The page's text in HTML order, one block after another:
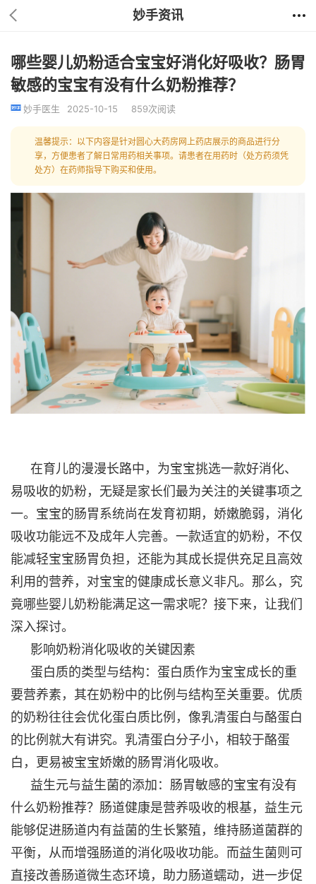
妙手资讯
哪些婴儿奶粉适合宝宝好消化好吸收？肠胃
敏感的宝宝有没有什么奶粉推荐？
妙手医生 2025-10-15 859次阅读
温馨提示：以下内容是针对圆心大药房网上药店展示的商品进行分
享，方便患者了解日常用药相关事项。请患者在用药时（处方药须凭
处方）在药师指导下购买和使用。
在育儿的漫漫长路中，为宝宝挑选一款好消化、
易吸收的奶粉，无疑是家长们最为关注的关键事项之
一。宝宝的肠胃系统尚在发育初期，娇嫩脆弱，消化
吸收功能远不及成年人完善。一款适宜的奶粉，不仅
能减轻宝宝肠胃负担，还能为其成长提供充足且高效
利用的营养，对宝宝的健康成长意义非凡。那么，究
竟哪些婴儿奶粉能满足这一需求呢？接下来，让我们
深入探讨。
影响奶粉消化吸收的关键因素
蛋白质的类型与结构：蛋白质作为宝宝成长的重
要营养素，其在奶粉中的比例与结构至关重要。优质
的奶粉往往会优化蛋白质比例，像乳清蛋白与酪蛋白
的比例就大有讲究。乳清蛋白分子小，相较于酪蛋
白，更易被宝宝娇嫩的肠胃消化吸收。
益生元与益生菌的添加：肠胃敏感的宝宝有没有
什么奶粉推荐？肠道健康是营养吸收的根基，益生元
能够促进肠道内有益菌的生长繁殖，维持肠道菌群的
平衡，从而增强肠道的消化吸收功能。而益生菌则可
直接改善肠道微生态环境，助力肠道蠕动，进一步促